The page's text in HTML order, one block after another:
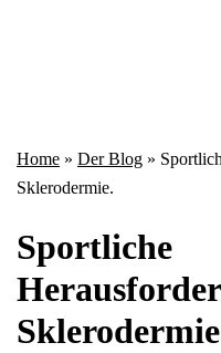
Home » Der Blog »
Sklerodermie.
Sportliche